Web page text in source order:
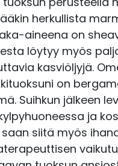
herkullista
aineena on
löytyy myös
kasviöljyjä.
on
Suihkun jälkeen
ja
saan siitä myös